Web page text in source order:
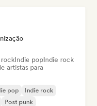
rockIndie popIndie rock
artistas para
pop
Indie rock
Post punk